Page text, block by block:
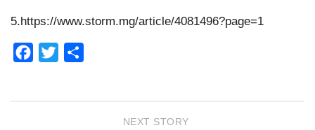
5.https://www.storm.mg/article/4081496?page=1
Facebook
Twitter
NEXT STORY